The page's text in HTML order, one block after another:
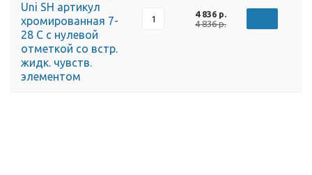
Uni SH артикул
хромированная 7-
28 С с нулевой
отметкой со встр.
жидк. чувств.
элементом
4 836 р.
4 836 р.